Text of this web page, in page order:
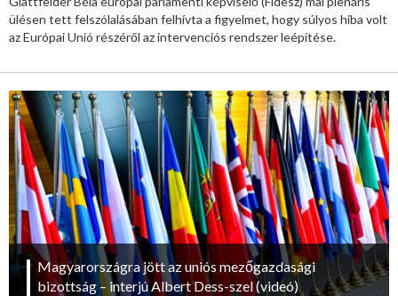
ülésen tett felszólalásában felhívta a figyelmet, hogy súlyos hiba volt
az Európai Unió részéről az intervenciós rendszer leépítése.
Magyarországra jött az uniós mezőgazdasági
bizottság – interjú Albert Dess-szel (videó)